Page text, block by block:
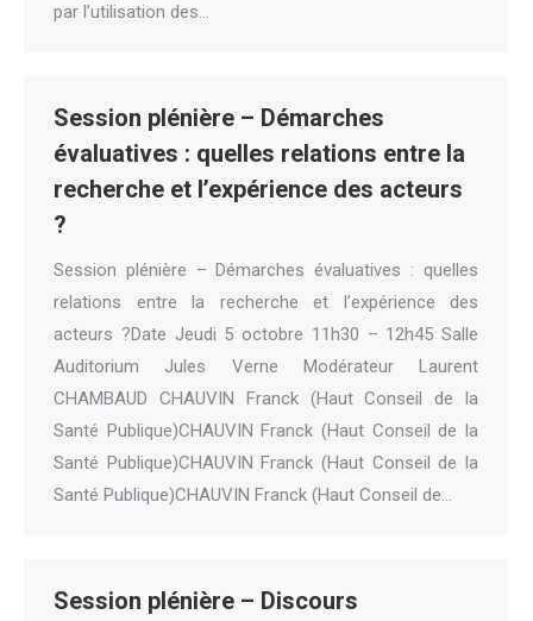
par l’utilisation des…
Session plénière – Démarches
évaluatives : quelles relations entre la
recherche et l’expérience des acteurs
?
Session plénière – Démarches évaluatives : quelles
relations entre la recherche et l’expérience des
acteurs ?Date Jeudi 5 octobre 11h30 – 12h45 Salle
Auditorium Jules Verne Modérateur Laurent
CHAMBAUD CHAUVIN Franck (Haut Conseil de la
Santé Publique)CHAUVIN Franck (Haut Conseil de la
Santé Publique)CHAUVIN Franck (Haut Conseil de la
Santé Publique)CHAUVIN Franck (Haut Conseil de…
Session plénière – Discours